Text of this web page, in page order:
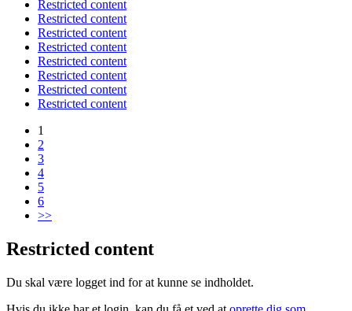
Restricted content
Restricted content
Restricted content
Restricted content
Restricted content
Restricted content
Restricted content
Restricted content
1
2
3
4
5
6
>>
Restricted content
Du skal være logget ind for at kunne se indholdet.